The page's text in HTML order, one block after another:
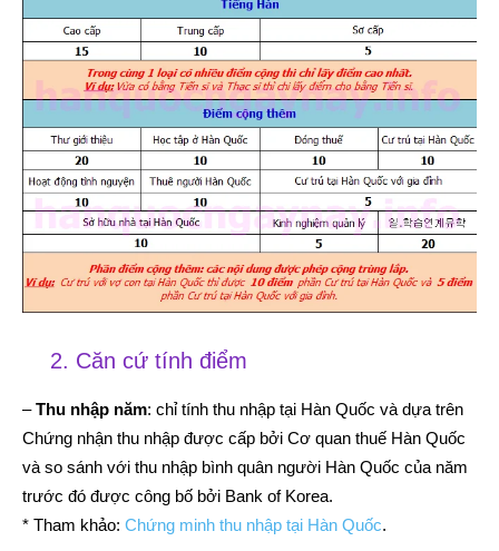
2. Căn cứ tính điểm
–Thu nhập năm: chỉ tính thu nhập tại Hàn Quốc và dựa trên
Chứng nhận thu nhập được cấp bởi Cơ quan thuế Hàn Quốc
và so sánh với thu nhập bình quân người Hàn Quốc của năm
trước đó được công bố bởi Bank of Korea.
* Tham khảo: Chứng minh thu nhập tại Hàn Quốc.